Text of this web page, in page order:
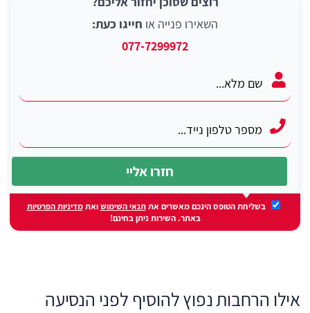
השאירו פנייה או חייגו כעת:
077-7299972
בשליחת הטופס הינכם מאשרים אתתנאי השימושואתמדיניות הפרטיות
באתר. השירות ניתן בחינם!
אילו הרחבות נפוץ להוסיף לפני הנסיעה